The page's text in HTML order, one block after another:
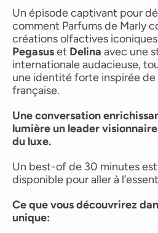
Un épisode captivant pour
comment Parfums de Marly
Pegasus et Delina avec une
internationale audacieuse,
une identité forte inspirée de
française.
Une conversation
lumière un leader visionnaire
du luxe.
Un best-of de 30 minutes
disponible pour aller à
Ce que vous découvrirez
unique: